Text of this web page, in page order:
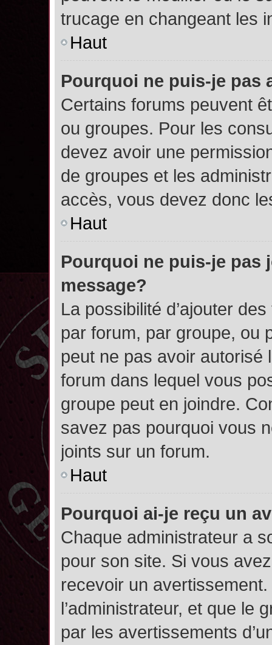
trucage en changeant les
Haut
Pourquoi ne puis-je pas
Certains forums peuvent
ou groupes. Pour les
devez avoir une
de groupes et les
accès, vous devez donc
Haut
Pourquoi ne puis-je pas
message?
La possibilité d’ajouter
par forum, par groupe, ou
peut ne pas avoir autorisé
forum dans lequel vous
groupe peut en joindre.
savez pas pourquoi vous
joints sur un forum.
Haut
Pourquoi ai-je reçu un
Chaque administrateur a
pour son site. Si vous
recevoir un
l’administrateur, et que le
par les avertissements